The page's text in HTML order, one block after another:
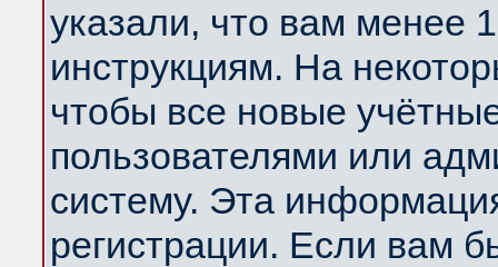
указали, что вам менее
инструкциям. На
чтобы все новые
пользователями или
систему. Эта
регистрации. Если вам